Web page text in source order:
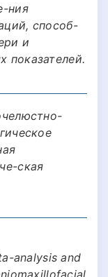
ния
способ-
и
показателей.
ская
analysis and